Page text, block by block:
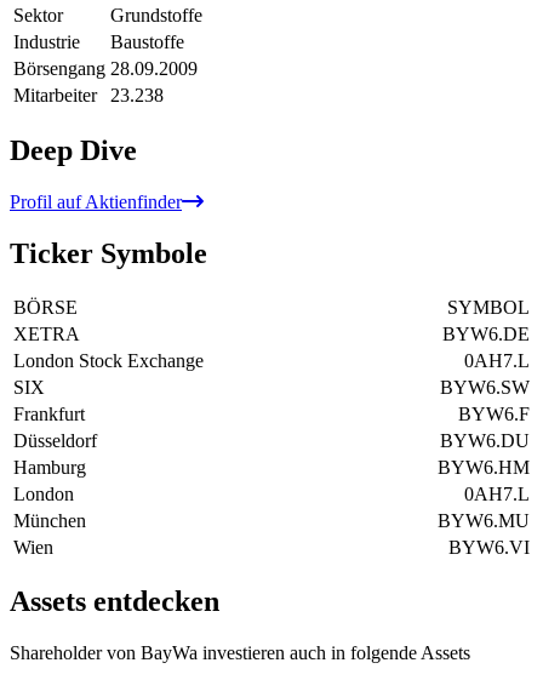
Sektor
Grundstoffe
Industrie
Baustoffe
Börsengang 28.09.2009
Mitarbeiter
23.238
Deep Dive
Profil auf Aktienfinder
Ticker Symbole
BÖRSE
SYMBOL
XETRA
BYW6.DE
London Stock Exchange
0AH7.L
SIX
BYW6.SW
Frankfurt
BYW6.F
Düsseldorf
BYW6.DU
Hamburg
BYW6.HM
London
0AH7.L
München
BYW6.MU
Wien
BYW6.VI
Assets entdecken
Shareholder von BayWa investieren auch in folgende Assets